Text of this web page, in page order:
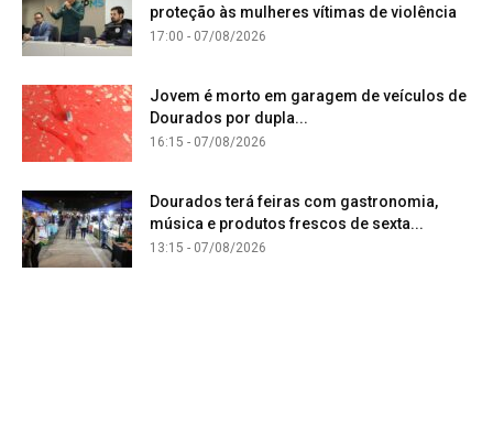
proteção às mulheres vítimas de violência
17:00 - 07/08/2026
Jovem é morto em garagem de veículos de
Dourados por dupla...
16:15 - 07/08/2026
Dourados terá feiras com gastronomia,
música e produtos frescos de sexta...
13:15 - 07/08/2026